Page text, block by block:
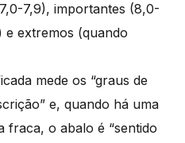
7,9), importantes (8,0-
extremos (quando
mede os “graus de
e, quando há uma
fraca, o abalo é “sentido